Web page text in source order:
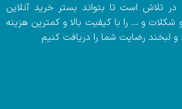
در تلاش است تا بتواند بستر خرید آنلاین
شکلات و … را با کیفیت بالا و کمترین هزینه
و لبخند رضایت شما را دریافت کنیم